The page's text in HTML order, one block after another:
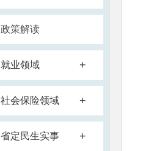
政策解读
就业领域 +
社会保险领域 +
省定民生实事 +